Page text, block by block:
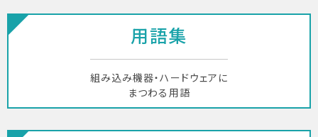
用語集
組み込み機器・ハードウェアに
まつわる用語